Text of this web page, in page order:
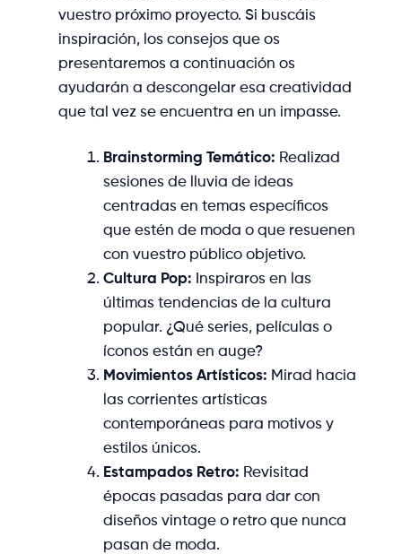
vuestro próximo proyecto. Si buscáis
inspiración, los consejos que os
presentaremos a continuación os
ayudarán a descongelar esa creatividad
que tal vez se encuentra en un impasse.
Brainstorming Temático: Realizad
sesiones de lluvia de ideas
centradas en temas específicos
que estén de moda o que resuenen
con vuestro público objetivo.
Cultura Pop: Inspiraros en las
últimas tendencias de la cultura
popular. ¿Qué series, películas o
íconos están en auge?
Movimientos Artísticos: Mirad hacia
las corrientes artísticas
contemporáneas para motivos y
estilos únicos.
Estampados Retro: Revisitad
épocas pasadas para dar con
diseños vintage o retro que nunca
pasan de moda.